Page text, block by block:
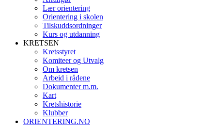
Lær orientering
Orientering i skolen
Tilskuddsordninger
Kurs og utdanning
KRETSEN
Kretsstyret
Komiteer og Utvalg
Om kretsen
Arbeid i rådene
Dokumenter m.m.
Kart
Kretshistorie
Klubber
ORIENTERING.NO